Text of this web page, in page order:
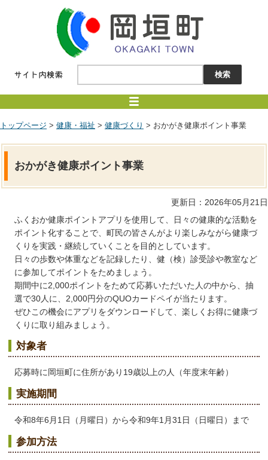
トップページ > 健康・福祉 > 健康づくり > おかがき健康ポイント事業
おかがき健康ポイント事業
更新日：2026年05月21日
ふくおか健康ポイントアプリを使用して、日々の健康的な活動を
ポイント化することで、町民の皆さんがより楽しみながら健康づ
くりを実践・継続していくことを目的としています。
日々の歩数や体重などを記録したり、健（検）診受診や教室など
に参加してポイントをためましょう。
期間中に2,000ポイントをためて応募いただいた人の中から、抽
選で30人に、2,000円分のQUOカードペイが当たります。
ぜひこの機会にアプリをダウンロードして、楽しくお得に健康づ
くりに取り組みましょう。
対象者
応募時に岡垣町に住所があり19歳以上の人（年度末年齢）
実施期間
令和8年6月1日（月曜日）から令和9年1月31日（日曜日）まで
参加方法